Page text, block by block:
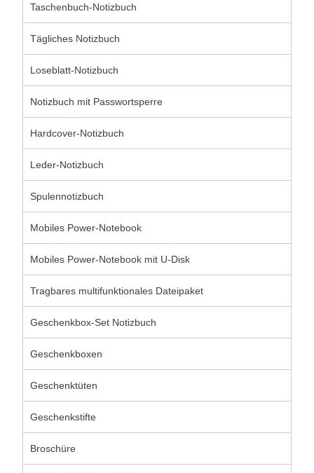
Taschenbuch-Notizbuch
Tägliches Notizbuch
Loseblatt-Notizbuch
Notizbuch mit Passwortsperre
Hardcover-Notizbuch
Leder-Notizbuch
Spulennotizbuch
Mobiles Power-Notebook
Mobiles Power-Notebook mit U-Disk
Tragbares multifunktionales Dateipaket
Geschenkbox-Set Notizbuch
Geschenkboxen
Geschenktüten
Geschenkstifte
Broschüre